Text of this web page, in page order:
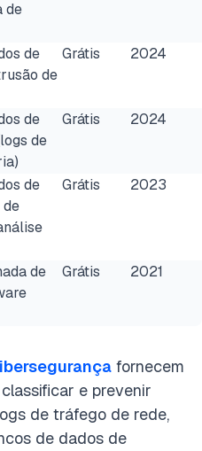
de
de
de
Grátis 2024
de
de
Grátis 2024
de
Grátis 2023
de
Grátis 2021
fornecem
e prevenir
de tráfego de rede,
de dados de